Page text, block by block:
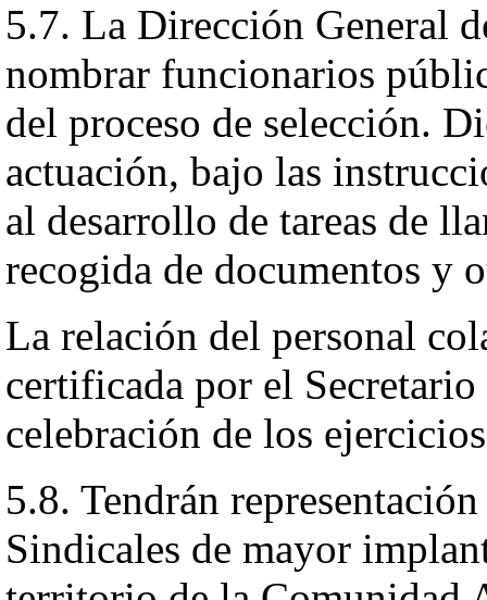
5.7. La Dirección General
nombrar funcionarios
del proceso de selección.
actuación, bajo las
al desarrollo de tareas de
recogida de documentos y
La relación del personal
certificada por el
celebración de los
5.8. Tendrán
Sindicales de mayor